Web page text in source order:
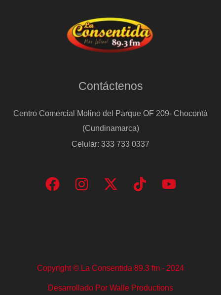
Contáctenos
Centro Comercial Molino del Parque OF 209- Chocontá
(Cundinamarca)
Celular: 333 733 0337
Copyright © La Consentida 89.3 fm - 2024
Desarrollado Por Walle Productions